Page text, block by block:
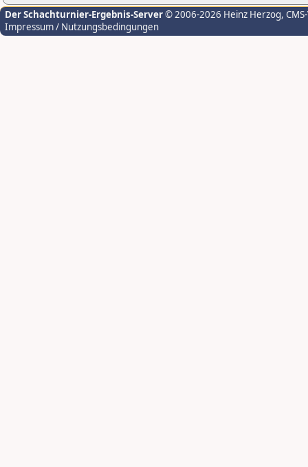
Der Schachturnier-Ergebnis-Server© 2006-2026 Heinz Herzog,
Impressum / Nutzungsbedingungen